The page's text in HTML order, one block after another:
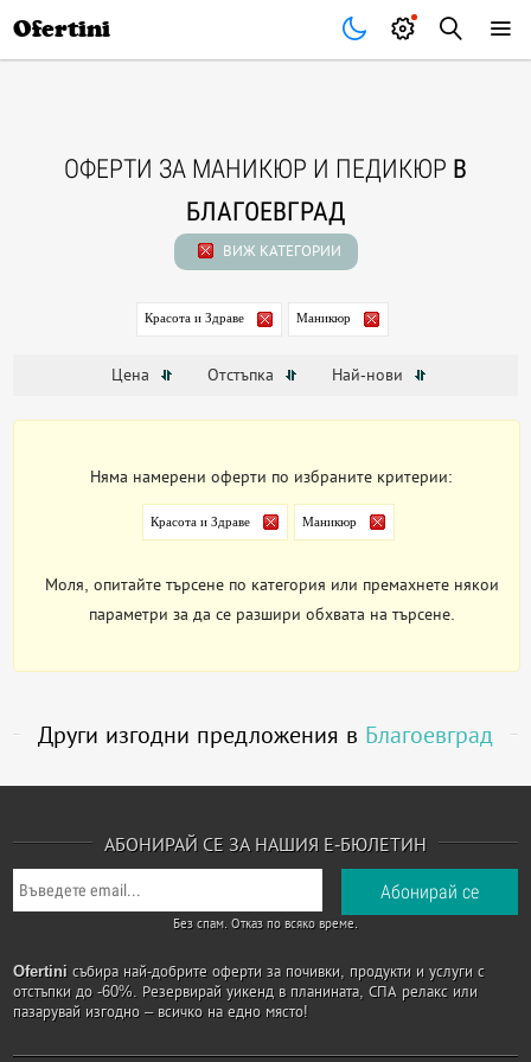
Ofertini
ОФЕРТИ ЗА МАНИКЮР И ПЕДИКЮР В
БЛАГОЕВГРАД
ВИЖ КАТЕГОРИИ
Красота и Здраве Маникюр
Цена Отстъпка Най-нови
Няма намерени оферти по избраните критерии:
Красота и Здраве Маникюр
Моля, опитайте търсене по категория или премахнете някои
параметри за да се разшири обхвата на търсене.
Други изгодни предложения в Благоевград
АБОНИРАЙ СЕ ЗА НАШИЯ Е-БЮЛЕТИН
Без спам. Отказ по всяко време.
Ofertini събира най-добрите оферти за почивки, продукти и услуги с
отстъпки до -60%. Резервирай уикенд в планината, СПА релакс или
пазарувай изгодно – всичко на едно място!